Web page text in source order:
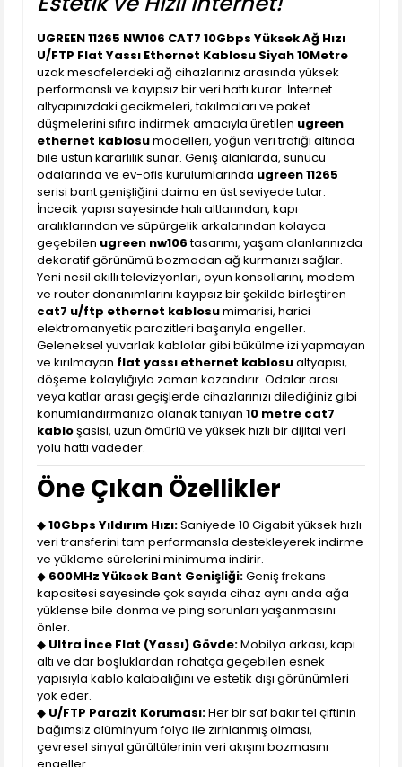
UGREEN 11265 NW106 CAT7 10Gbps Yüksek Ağ Hızı
U/FTP Flat Yassı Ethernet Kablosu Siyah 10Metre
uzak mesafelerdeki ağ cihazlarınız arasında yüksek
performanslı ve kayıpsız bir veri hattı kurar. İnternet
altyapınızdaki gecikmeleri, takılmaları ve paket
düşmelerini sıfıra indirmek amacıyla üretilen ugreen
ethernet kablosumodelleri, yoğun veri trafiği altında
bile üstün kararlılık sunar. Geniş alanlarda, sunucu
odalarında ve ev-ofis kurulumlarında ugreen 11265
serisi bant genişliğini daima en üst seviyede tutar.
İncecik yapısı sayesinde halı altlarından, kapı
aralıklarından ve süpürgelik arkalarından kolayca
geçebilen ugreen nw106tasarımı, yaşam alanlarınızda
dekoratif görünümü bozmadan ağ kurmanızı sağlar.
Yeni nesil akıllı televizyonları, oyun konsollarını, modem
ve router donanımlarını kayıpsız bir şekilde birleştiren
cat7 u/ftp ethernet kablosumimarisi, harici
elektromanyetik parazitleri başarıyla engeller.
Geleneksel yuvarlak kablolar gibi bükülme izi yapmayan
ve kırılmayan flat yassı ethernet kablosualtyapısı,
döşeme kolaylığıyla zaman kazandırır. Odalar arası
veya katlar arası geçişlerde cihazlarınızı dilediğiniz gibi
konumlandırmanıza olanak tanıyan 10 metre cat7
kabloşasisi, uzun ömürlü ve yüksek hızlı bir dijital veri
yolu hattı vadeder.
Öne Çıkan Özellikler
◆10Gbps Yıldırım Hızı:Saniyede 10 Gigabit yüksek hızlı
veri transferini tam performansla destekleyerek indirme
ve yükleme sürelerini minimuma indirir.
◆ 600MHz Yüksek Bant Genişliği:Geniş frekans
kapasitesi sayesinde çok sayıda cihaz aynı anda ağa
yüklense bile donma ve ping sorunları yaşanmasını
önler.
◆ Ultra İnce Flat (Yassı) Gövde:Mobilya arkası, kapı
altı ve dar boşluklardan rahatça geçebilen esnek
yapısıyla kablo kalabalığını ve estetik dışı görünümleri
yok eder.
◆ U/FTP Parazit Koruması:Her bir saf bakır tel çiftinin
bağımsız alüminyum folyo ile zırhlanmış olması,
çevresel sinyal gürültülerinin veri akışını bozmasını